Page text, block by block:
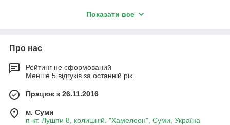
NISSAN Пежо PEUGEOT Рено RENAULT Ровер ROVER Сааб
Opel Нисан Nissan Дачия Дача DACIA Ситроен CITROEN
Крайслер Чери CHERY Шевроле CHEVROLET Ауди AUDI
Джили GELLY Митсцбиси Мазда Форд Фокус Шкода Skoda
Toyota Тойота Лада Lada Суми
Показати все
Про нас
Рейтинг не сформований
Менше 5 відгуків за останній рік
Працює з 26.11.2016
м. Суми
п-кт. Лушпи 8, колишній. "Хамелеон", Суми, Україна